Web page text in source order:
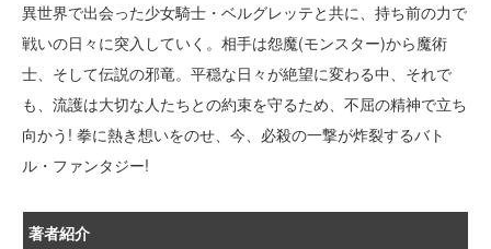
異世界で出会った少女騎士・ベルグレッテと共に、持ち前の力で
戦いの日々に突入していく。相手は怨魔(モンスター)から魔術
士、そして伝説の邪竜。平穏な日々が絶望に変わる中、それで
も、流護は大切な人たちとの約束を守るため、不屈の精神で立ち
向かう! 拳に熱き想いをのせ、今、必殺の一撃が炸裂するバト
ル・ファンタジー!
著者紹介